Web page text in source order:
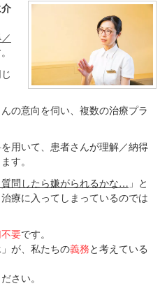
の意向を伺い、複数の治療プラ
用いて、患者さんが理解／納得
す。
問したら嫌がられるかな… 」と
療に入ってしまっているのでは
要です。
が、私たちの義務と考えている
さい。